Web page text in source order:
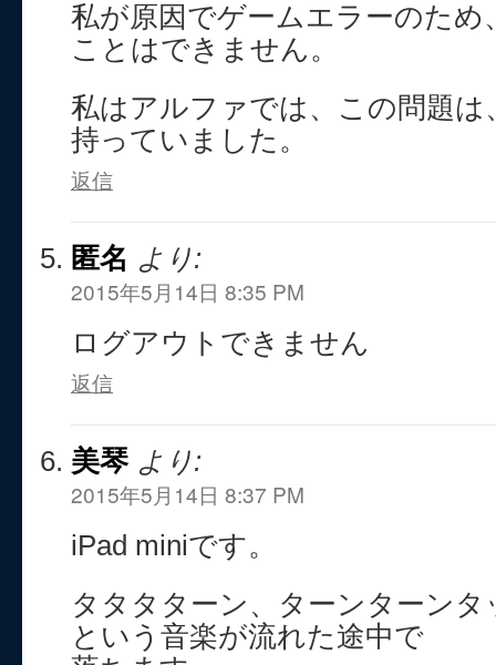
私が原因でゲームエラーのため
ことはできません。
私はアルファでは、この問題
持っていました。
返信
匿名 より:
2015年5月14日 8:35 PM
ログアウトできません
返信
美琴 より:
2015年5月14日 8:37 PM
iPad miniです。
タタタターン、ターンターン
という音楽が流れた途中で